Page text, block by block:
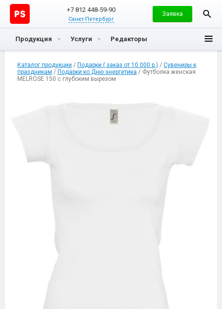
+7 812 448-59-90
Санкт-Петербург
Заявка
Продукция Услуги Редакторы
Каталог продукции / Подарки ( заказ от 10 000 р ) / Сувениры к
праздникам / Подарки ко Дню энергетика / Футболка женская
MELROSE 150 с глубоким вырезом